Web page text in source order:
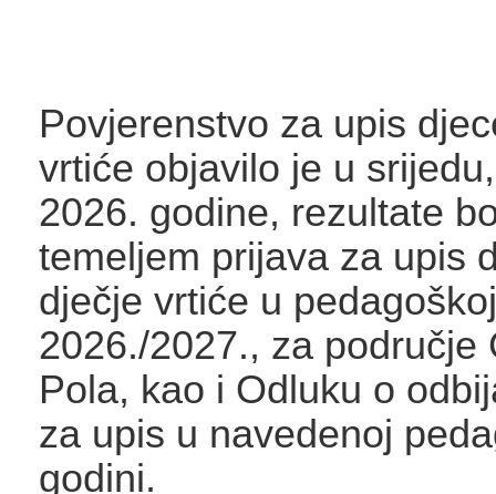
Povjerenstvo za upis
vrtiće objavilo je u
2026. godine, rezultate
temeljem prijava za upis
dječje vrtiće u
2026./2027., za područje
Pola, kao i Odluku o
za upis u navedenoj
godini.